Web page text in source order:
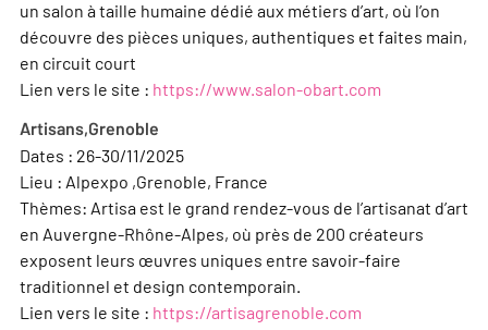
un salon à taille humaine dédié aux métiers d’art, où l’on
découvre des pièces uniques, authentiques et faites main,
en circuit court
Lien vers le site : https://www.salon-obart.com
Artisans,Grenoble
Dates : 26-30/11/2025
Lieu : Alpexpo ,Grenoble, France
Thèmes: Artisa est le grand rendez-vous de l’artisanat d’art
en Auvergne-Rhône-Alpes, où près de 200 créateurs
exposent leurs œuvres uniques entre savoir-faire
traditionnel et design contemporain.
Lien vers le site : https://artisagrenoble.com